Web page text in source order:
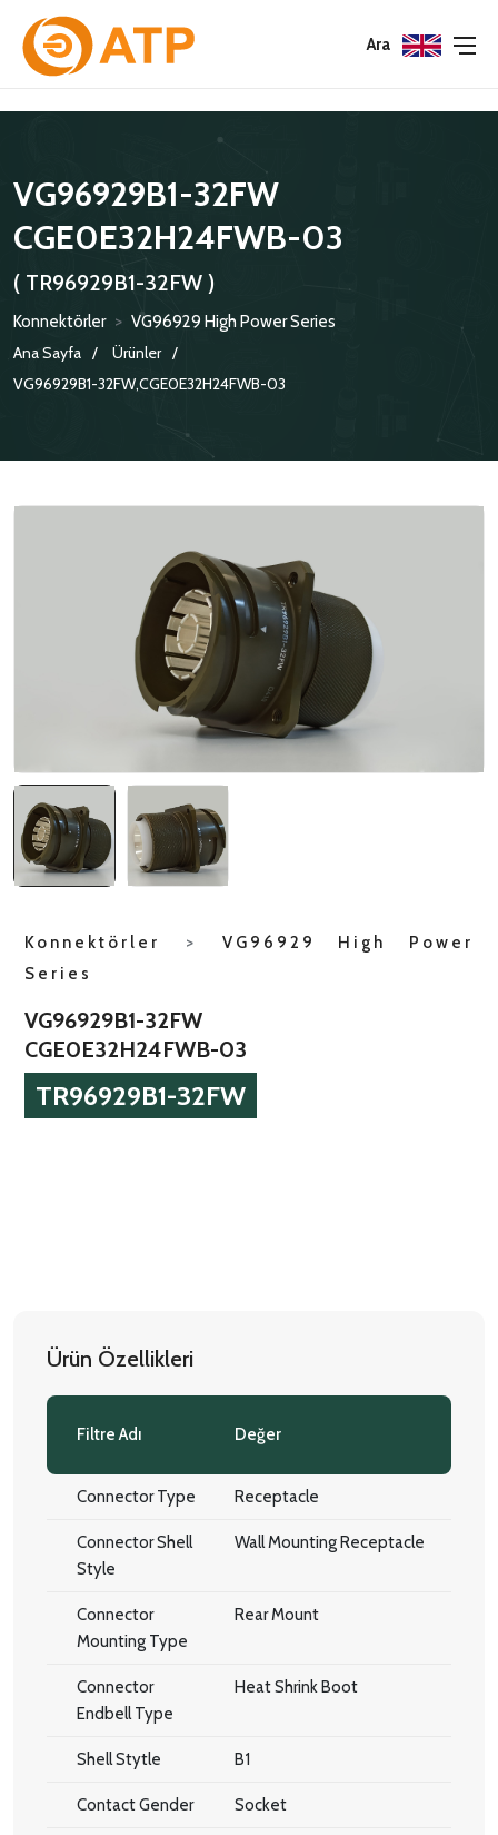
Ara
VG96929B1-32FW
CGE0E32H24FWB-03
( TR96929B1-32FW )
Konnektörler > VG96929 High Power Series
Ana Sayfa
Ürünler
VG96929B1-32FW,CGE0E32H24FWB-03
Konnektörler >
VG96929 High Power
Series
VG96929B1-32FW
CGE0E32H24FWB-03
TR96929B1-32FW
Ürün Özellikleri
Filtre Adı Değer
Connector Type Receptacle
Connector Shell
Style
Wall Mounting Receptacle
Connector
Mounting Type
Rear Mount
Connector
Endbell Type
Heat Shrink Boot
Shell Stytle B1
Contact Gender Socket
Menu
KATALOGLAR
SERTIFIKALAR
POLITIKALARIMIZ
Menu
ÇEVRE YÖNETIM POLITIKASI
BILGI GÜVENLIĞI POLITIKASI
Menu
KONNEKTÖRLER
ADAPTÖRLER
KORUMA KAPAKLARI
KRIMP KONTAKLAR
TERMINATION BAND